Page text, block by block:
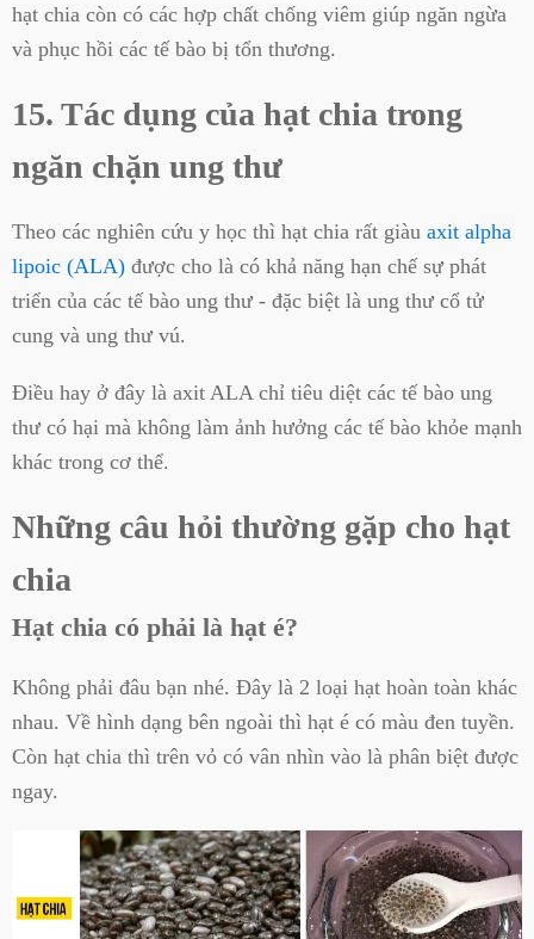
hạt chia còn có các hợp chất chống viêm giúp ngăn ngừa
và phục hồi các tế bào bị tổn thương.
15. Tác dụng của hạt chia trong
ngăn chặn ung thư
Theo các nghiên cứu y học thì hạt chia rất giàu axit alpha
lipoic (ALA) được cho là có khả năng hạn chế sự phát
triển của các tế bào ung thư - đặc biệt là ung thư cổ tử
cung và ung thư vú.
Điều hay ở đây là axit ALA chỉ tiêu diệt các tế bào ung
thư có hại mà không làm ảnh hưởng các tế bào khỏe mạnh
khác trong cơ thể.
Những câu hỏi thường gặp cho hạt
chia
Hạt chia có phải là hạt é?
Không phải đâu bạn nhé. Đây là 2 loại hạt hoàn toàn khác
nhau. Về hình dạng bên ngoài thì hạt é có màu đen tuyền.
Còn hạt chia thì trên vỏ có vân nhìn vào là phân biệt được
ngay.